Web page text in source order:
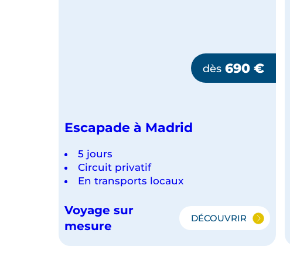
dès 690€
Escapade à Madrid
5 jours
Circuit privatif
En transports locaux
Voyage sur
mesure
DÉCOUVRIR
ESCAPADE
MADRID